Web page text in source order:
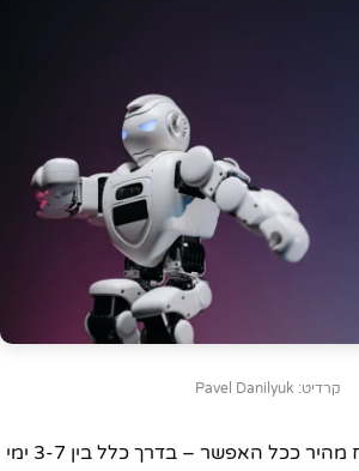
קרדיט: Pavel Danilyuk
אנחנו שואפים למשלוח מהיר ככל האפשר – בדרך כלל בין 3-7 ימי